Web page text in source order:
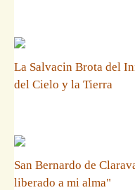
La Salvacin Brota del
del Cielo y la Tierra
San Bernardo de
liberado a mi alma"